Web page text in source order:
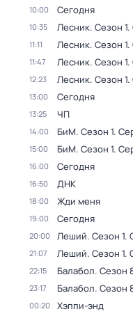
10:00 Сегодня
10:35 Лесник. Сезон 1.
11:11 Лесник. Сезон 1.
11:47 Лесник. Сезон 1.
12:23 Лесник. Сезон 1.
13:00 Сегодня
13:25 ЧП
14:00 БиМ. Сезон 1.
15:00 БиМ. Сезон 1.
16:00 Сегодня
16:50 ДНК
18:00 Жди меня
19:00 Сегодня
20:00 Леший. Сезон 1.
21:07 Леший. Сезон 1.
22:15 Балабол. Сезон
23:17 Балабол. Сезон
00:20 Хэппи-энд